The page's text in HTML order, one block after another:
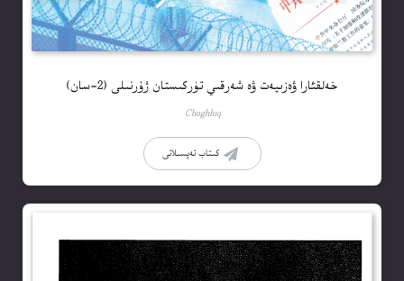
خەلقئارا ۋەزىيەت ۋە شەرقىي تۈركىستان ژۇرنىلى (2-سان)
Choghluq
كىتاب تەپسىلاتى